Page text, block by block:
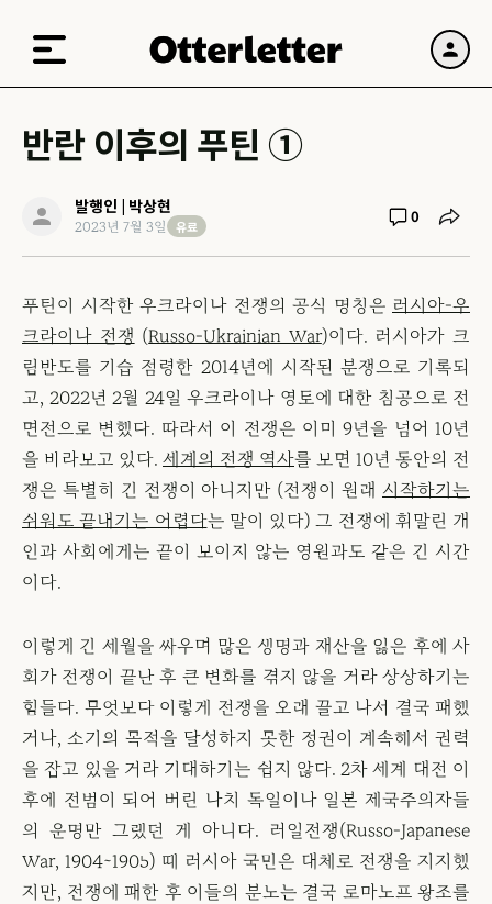
반란 이후의 푸틴 ①
발행인 | 박상현
2023년 7월 3일 유료 0
푸틴이 시작한 우크라이나 전쟁의 공식 명칭은 러시아-우
크라이나 전쟁 (Russo-Ukrainian War)이다. 러시아가 크
림반도를 기습 점령한 2014년에 시작된 분쟁으로 기록되
고, 2022년 2월 24일 우크라이나 영토에 대한 침공으로 전
면전으로 변했다. 따라서 이 전쟁은 이미 9년을 넘어 10년
을 바라보고 있다. 세계의 전쟁 역사를 보면 10년 동안의 전
쟁은 특별히 긴 전쟁이 아니지만 (전쟁이 원래 시작하기는
쉬워도 끝내기는 어렵다는 말이 있다) 그 전쟁에 휘말린 개
인과 사회에게는 끝이 보이지 않는 영원과도 같은 긴 시간
이다.
이렇게 긴 세월을 싸우며 많은 생명과 재산을 잃은 후에 사
회가 전쟁이 끝난 후 큰 변화를 겪지 않을 거라 상상하기는
힘들다. 무엇보다 이렇게 전쟁을 오래 끌고 나서 결국 패했
거나, 소기의 목적을 달성하지 못한 정권이 계속해서 권력
을 잡고 있을 거라 기대하기는 쉽지 않다. 2차 세계 대전 이
후에 전범이 되어 버린 나치 독일이나 일본 제국주의자들
의 운명만 그랬던 게 아니다. 러일전쟁(Russo-Japanese
War, 1904~1905) 때 러시아 국민은 대체로 전쟁을 지지했
지만, 전쟁에 패한 후 이들의 분노는 결국 로마노프 왕조를